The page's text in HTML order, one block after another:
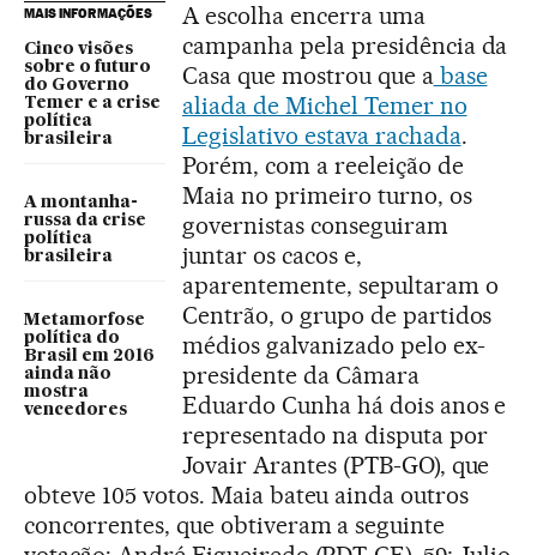
MAIS INFORMAÇÕES
Cinco visões
sobre o futuro
do Governo
Temer e a crise
política
brasileira
A montanha-
russa da crise
política
brasileira
Metamorfose
política do
Brasil em 2016
ainda não
mostra
vencedores
A escolha encerra uma
campanha pela presidência da
Casa que mostrou que abase
aliada de Michel Temer no
Legislativo estava rachada.
Porém, com a reeleição de
Maia no primeiro turno, os
governistas conseguiram
juntar os cacos e,
aparentemente, sepultaram o
Centrão, o grupo de partidos
médios galvanizado pelo ex-
presidente da Câmara
Eduardo Cunha há dois anos e
representado na disputa por
Jovair Arantes (PTB-GO), que
obteve 105 votos. Maia bateu ainda outros
concorrentes, que obtiveram a seguinte